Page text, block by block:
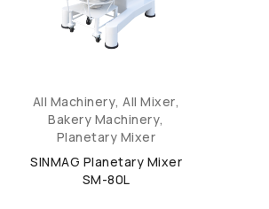
All Machinery,All Mixer,
Bakery Machinery,
Planetary Mixer
SINMAG Planetary Mixer
SM-80L